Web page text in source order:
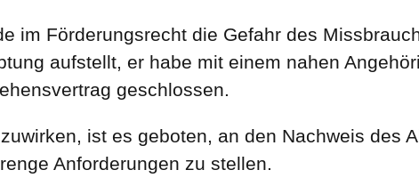
im Förderungsrecht die Gefahr des
aufstellt, er habe mit einem nahen
geschlossen.
ist es geboten, an den Nachweis des
Anforderungen zu stellen.